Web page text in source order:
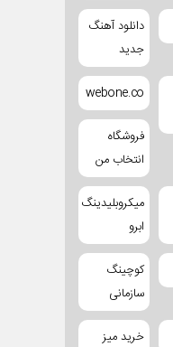
دانلود آهنگ
جدید
webone.co
فروشگاه
انتخاب من
میکروبلیدینگ
ابرو
کوچینگ
سازمانی
خرید میز